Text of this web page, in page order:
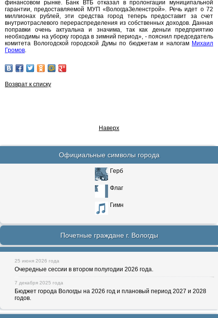
финансовом рынке. Банк ВТБ отказал в пролонгации муниципальной
гарантии, предоставляемой МУП «ВологдаЗеленстрой». Речь идет о 72
миллионах рублей, эти средства город теперь предоставит за счет
внутриотраслевого перераспределения из собственных доходов. Данная
поправки очень актуальна и значима, так как деньги предприятию
необходимы на уборку города в зимний период», - пояснил председатель
комитета Вологодской городской Думы по бюджетам и налогам Михаил
Громов.
Возврат к списку
Наверх
Официальные символы города
Герб
Флаг
Гимн
Почетные граждане г. Вологды
25 июня 2026 года
Очередные сессии в втором полугодии 2026 года.
7 декабря 2025 года
Бюджет города Вологды на 2026 год и плановый период 2027 и 2028
годов.